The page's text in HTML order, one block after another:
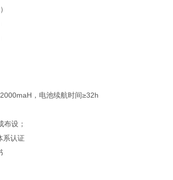
，电池续航时间≥32h
设；
系认证